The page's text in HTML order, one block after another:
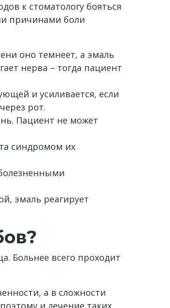
к стоматологу бояться
причинами боли
оно темнеет, а эмаль
нерва – тогда пациент
и усиливается, если
рот.
Пациент не может
синдромом их
эмаль реагирует
Больнее всего проходит
а в сложности
и лечение таких